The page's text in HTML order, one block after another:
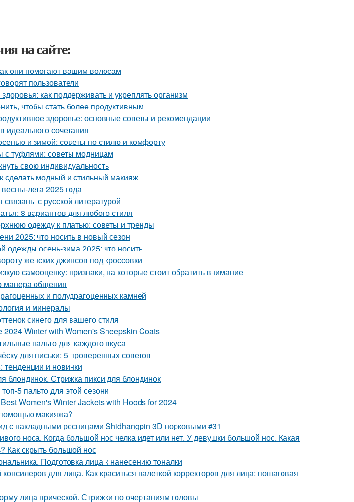
на сайте:
они помогают вашим волосам
пользователи
как поддерживать и укреплять организм
чтобы стать более продуктивным
здоровье: основные советы и рекомендации
идеального сочетания
и зимой: советы по стилю и комфорту
с туфлями: советы модницам
свою индивидуальность
сделать модный и стильный макияж
лета 2025 года
связаны с русской литературой
8 вариантов для любого стиля
одежду к платью: советы и тренды
2025: что носить в новый сезон
одежды осень-зима 2025: что носить
женских джинсов под кроссовки
самооценку: признаки, на которые стоит обратить внимание
манера общения
и полудрагоценных камней
и минералы
синего для вашего стиля
2024 Winter with Women's Sheepskin Coats
пальто для каждого вкуса
для письки: 5 проверенных советов
тенденции и новинки
блондинок. Стрижка пикси для блондинок
5 пальто для этой сезони
Women's Winter Jackets with Hoods for 2024
макияжа?
с накладными ресницами Shidhangpin 3D норковыми #31
носа. Когда большой нос челка идет или нет. У девушки большой нос. Какая
Как скрыть большой нос
Подготовка лица к нанесению тоналки
консилеров для лица. Как краситься палеткой корректоров для лица: пошаговая
лица прической. Стрижки по очертаниям головы